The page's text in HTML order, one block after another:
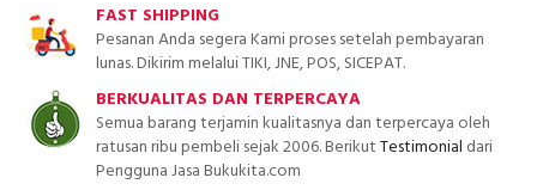
FAST SHIPPING
Pesanan Anda segera Kami proses setelah pembayaran
lunas. Dikirim melalui TIKI, JNE, POS, SICEPAT.
BERKUALITAS DAN TERPERCAYA
Semua barang terjamin kualitasnya dan terpercaya oleh
ratusan ribu pembeli sejak 2006. BerikutTestimonial dari
Pengguna Jasa Bukukita.com